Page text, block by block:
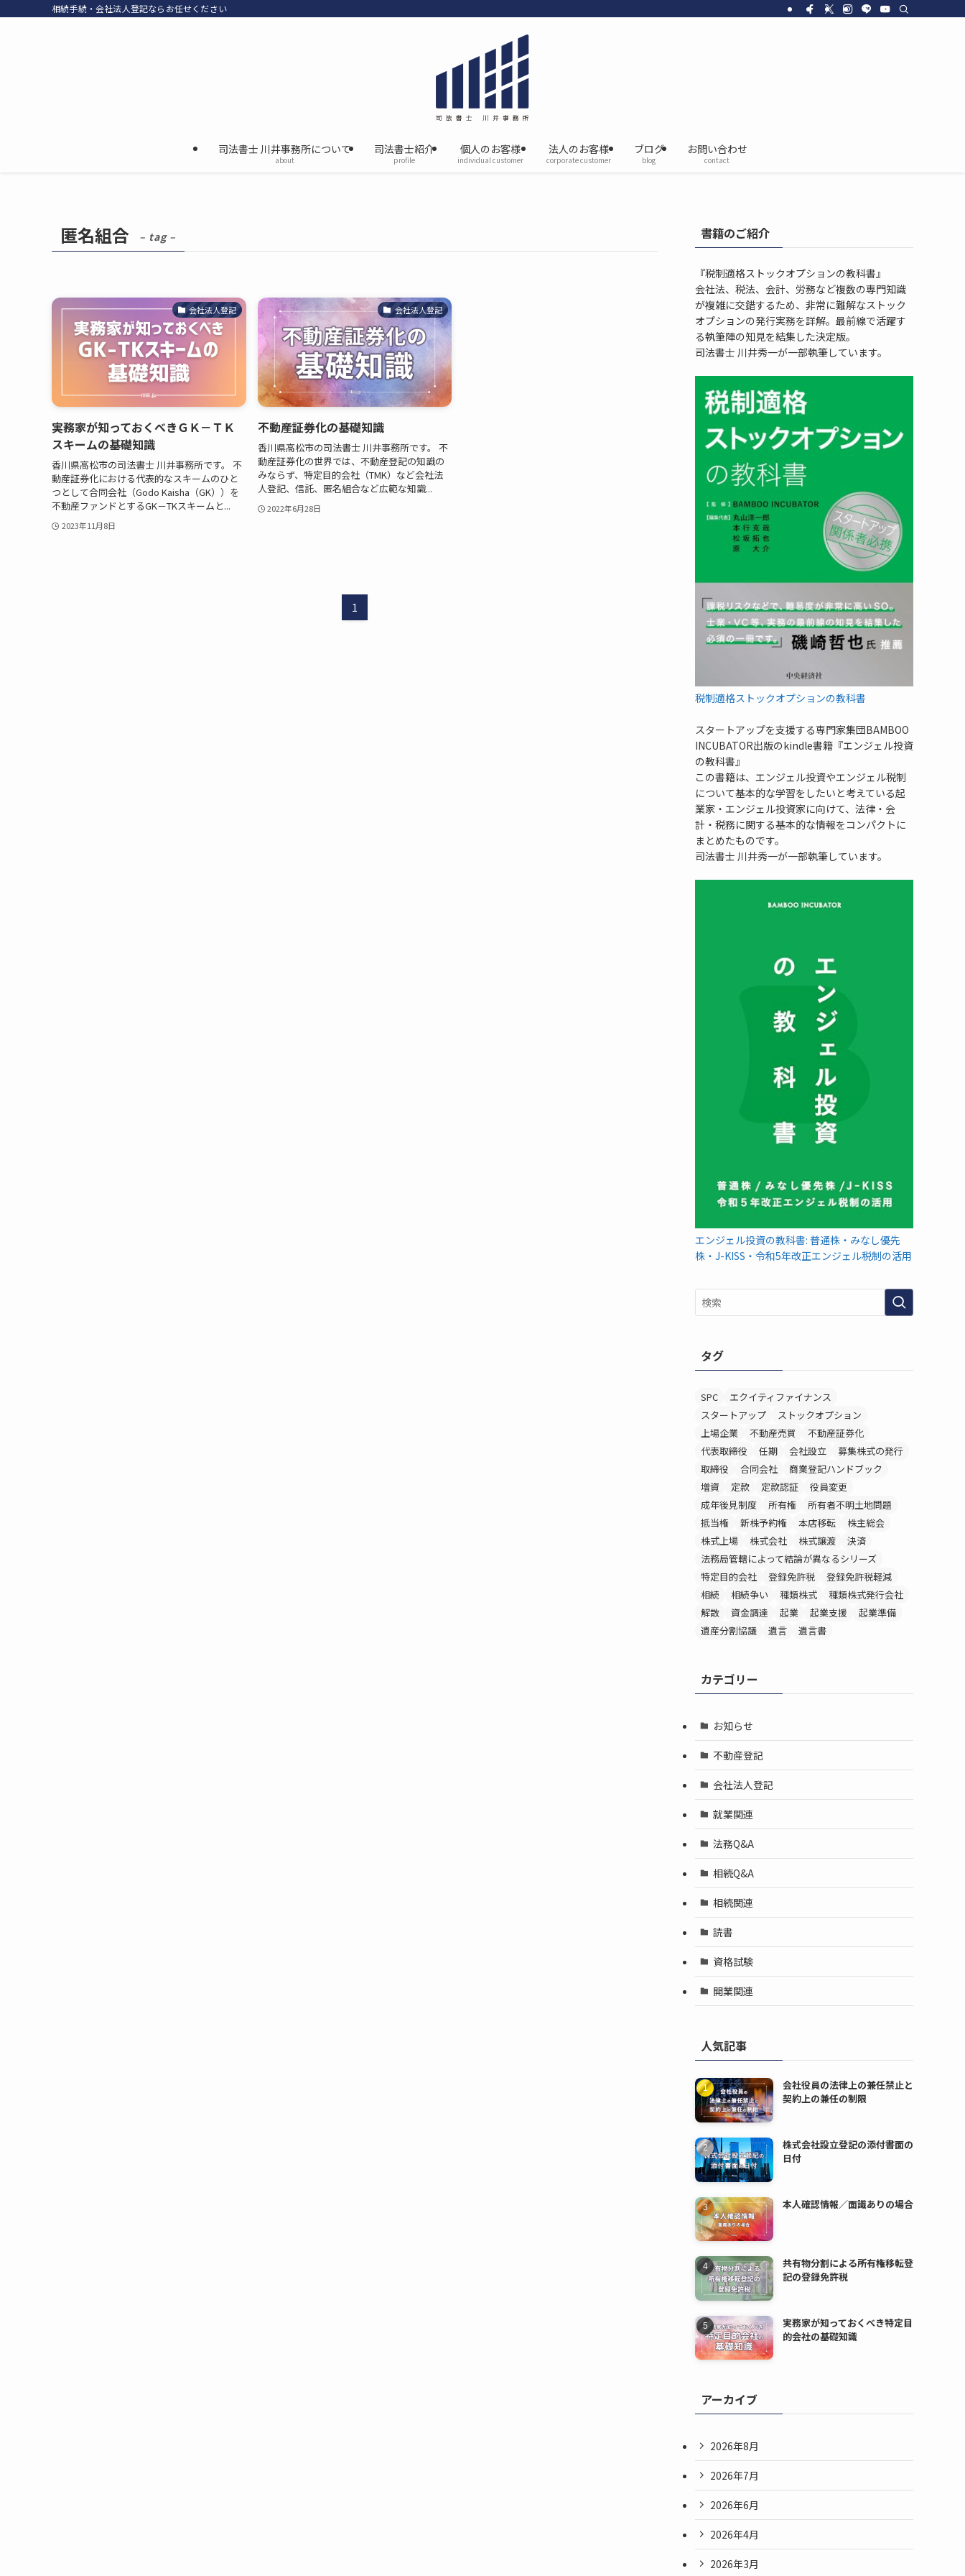
相続手続・会社法人登記ならお任せください
司法書士 川井事務所について
about
司法書士紹介
profile
個人のお客様
individual customer
法人のお客様
corporate customer
ブログ
blog
お問い合わせ
contact
匿名組合 – tag –
会社法人登記
実務家が知っておくべきＧＫ－ＴＫ
スキームの基礎知識
香川県高松市の司法書士 川井事務所です。 不
動産証券化における代表的なスキームのひと
つとして合同会社（Godo Kaisha（GK））を
不動産ファンドとするGK－TKスキームと...
2023年11月8日
会社法人登記
不動産証券化の基礎知識
香川県高松市の司法書士 川井事務所です。 不
動産証券化の世界では、不動産登記の知識の
みならず、特定目的会社（TMK）など会社法
人登記、信託、匿名組合など広範な知識...
2022年6月28日
1
書籍のご紹介
『税制適格ストックオプションの教科書』
会社法、税法、会計、労務など複数の専門知識
が複雑に交錯するため、非常に難解なストック
オプションの発行実務を詳解。最前線で活躍す
る執筆陣の知見を結集した決定版。
司法書士 川井秀一が一部執筆しています。
税制適格ストックオプションの教科書
スタートアップを支援する専門家集団BAMBOO
INCUBATOR出版のkindle書籍『エンジェル投資
の教科書』
この書籍は、エンジェル投資やエンジェル税制
について基本的な学習をしたいと考えている起
業家・エンジェル投資家に向けて、法律・会
計・税務に関する基本的な情報をコンパクトに
まとめたものです。
司法書士 川井秀一が一部執筆しています。
エンジェル投資の教科書: 普通株・みなし優先
株・J-KISS・令和5年改正エンジェル税制の活用
タグ
SPC
エクイティファイナンス
スタートアップ
ストックオプション
上場企業
不動産売買
不動産証券化
代表取締役
任期 会社設立
募集株式の発行
取締役
合同会社
商業登記ハンドブック
増資
定款 定款認証
役員変更
成年後見制度
所有権
所有者不明土地問題
抵当権
新株予約権 本店移転
株主総会
株式上場
株式会社 株式譲渡
決済
法務局管轄によって結論が異なるシリーズ
特定目的会社
登録免許税
登録免許税軽減
相続
相続争い 種類株式
種類株式発行会社
解散
資金調達 起業 起業支援
起業準備
遺産分割協議
遺言 遺言書
カテゴリー
お知らせ
不動産登記
会社法人登記
就業関連
法務Q&A
相続Q&A
相続関連
読書
資格試験
開業関連
人気記事
会社役員の法律上の兼任禁止と
契約上の兼任の制限
株式会社設立登記の添付書面の
日付
本人確認情報／面識ありの場合
共有物分割による所有権移転登
記の登録免許税
実務家が知っておくべき特定目
的会社の基礎知識
アーカイブ
2026年8月
2026年7月
2026年6月
2026年4月
2026年3月